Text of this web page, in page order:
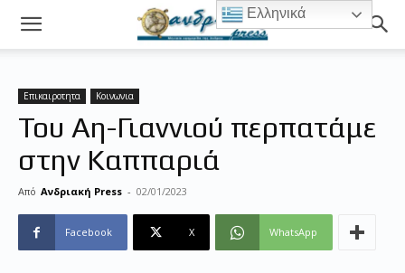
Επικαιροτητα Κοινωνια
Του Αη-Γιαννιού περπατάμε
στην Καππαριά
Από Ανδριακή Press - 02/01/2023
Facebook X WhatsApp
Ελληνικά